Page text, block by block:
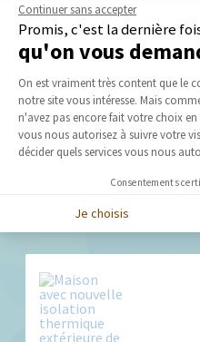
Nos derniers
Continuer sans accepter
Promis, c'est la dernière
qu'on vous
Plateforme de
On est vraiment très content que le
notre site vous intéresse. Mais
n'avez pas encore fait votre choix
vous nous autorisez à suivre votre
décider quels services vous nous
Consentements
Je choisis
Axeptio